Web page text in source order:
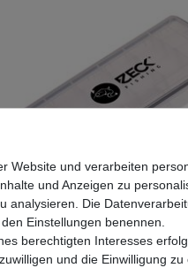
Zeck Tackle Box WP L
Website und verarbeiten
und Anzeigen zu
analysieren. Die
Einstellungen benennen.
berechtigten Interesses
und die Einwilligung